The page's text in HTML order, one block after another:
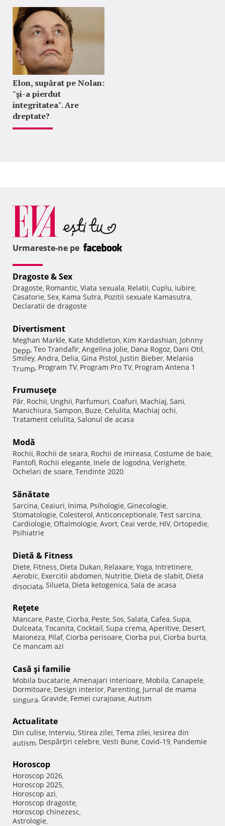
Elon, supărat pe Nolan:
"şi-a pierdut
integritatea". Are
dreptate?
Urmareste-ne pe
Dragoste & Sex
Dragoste, Romantic, Viata sexuala, Relatii, Cuplu, Iubire,
Casatorie, Sex, Kama Sutra, Pozitii sexuale Kamasutra,
Declaratii de dragoste
Divertisment
Meghan Markle, Kate Middleton, Kim Kardashian, Johnny
Depp, Teo Trandafir, Angelina Jolie, Dana Rogoz, Dani Otil,
Smiley, Andra, Delia, Gina Pistol, Justin Bieber, Melania
Trump, Program TV, Program Pro TV, Program Antena 1
Frumuseţe
Păr, Rochii, Unghii, Parfumuri, Coafuri, Machiaj, Sani,
Manichiura, Sampon, Buze, Celulita, Machiaj ochi,
Tratament celulita, Salonul de acasa
Modă
Rochii, Rochii de seara, Rochii de mireasa, Costume de baie,
Pantofi, Rochii elegante, Inele de logodna, Verighete,
Ochelari de soare, Tendinte 2020
Sănătate
Sarcina, Ceaiuri, Inima, Psihologie, Ginecologie,
Stomatologie, Colesterol, Anticonceptionale, Test sarcina,
Cardiologie, Oftalmologie, Avort, Ceai verde, HIV, Ortopedie,
Psihiatrie
Dietă & Fitness
Diete, Fitness, Dieta Dukan, Relaxare, Yoga, Intretinere,
Aerobic, Exercitii abdomen, Nutritie, Dieta de slabit, Dieta
disociata, Silueta, Dieta ketogenica, Sala de acasa
Reţete
Mancare, Paste, Ciorba, Peste, Sos, Salata, Cafea, Supa,
Dulceata, Tocanita, Cocktail, Supa crema, Aperitive, Desert,
Maioneza, Pilaf, Ciorba perisoare, Ciorba pui, Ciorba burta,
Ce mancam azi
Casă şi familie
Mobila bucatarie, Amenajari interioare, Mobila, Canapele,
Dormitoare, Design interior, Parenting, Jurnal de mama
singura, Gravide, Femei curajoase, Autism
Actualitate
Din culise, Interviu, Stirea zilei, Tema zilei, Iesirea din
autism, Despărţiri celebre, Vesti Bune, Covid-19, Pandemie
Horoscop
Horoscop 2026,
Horoscop 2025,
Horoscop azi,
Horoscop dragoste,
Horoscop chinezesc,
Astrologie,